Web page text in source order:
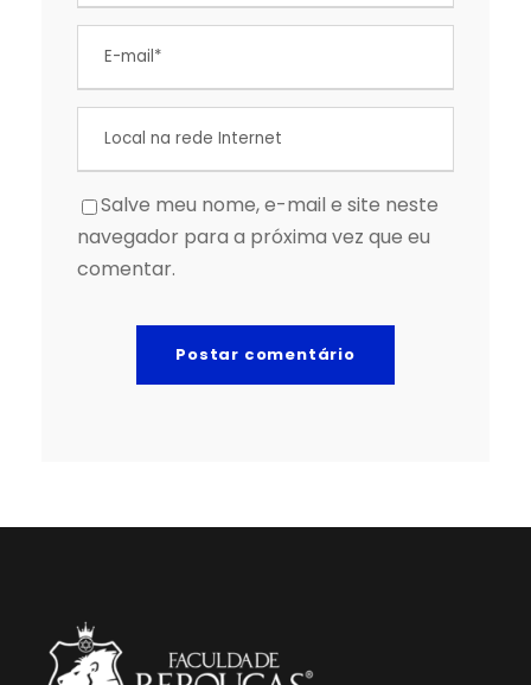
Salve meu nome, e-mail e site neste
navegador para a próxima vez que eu
comentar.